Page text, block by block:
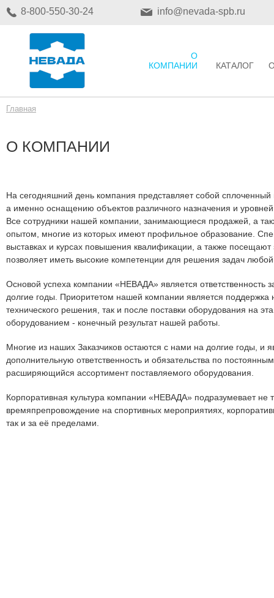
8-800-550-30-24 info@nevada-spb.ru
О
КОМПАНИИ
КАТАЛОГ
Главная
О КОМПАНИИ
На сегодняшний день компания представляет собой
а именно оснащению объектов различного назначения и
Все сотрудники нашей компании, занимающиеся продажей, а
опытом, многие из которых имеют профильное образование.
выставках и курсах повышения квалификации, а также
позволяет иметь высокие компетенции для решения задач
Основой успеха компании «НЕВАДА» является ответственность
долгие годы. Приоритетом нашей компании является поддержка
технического решения, так и после поставки оборудования на
оборудованием - конечный результат нашей работы.
Многие из наших Заказчиков остаются с нами на долгие годы, и
дополнительную ответственность и обязательства по
расширяющийся ассортимент поставляемого оборудования.
Корпоративная культура компании «НЕВАДА» подразумевает
времяпрепровождение на спортивных мероприятиях,
так и за её пределами.